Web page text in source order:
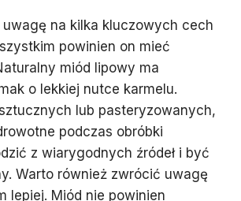
na kilka kluczowych cech
powinien on mieć
miód lipowy ma
o lekkiej nutce karmelu.
lub pasteryzowanych,
podczas obróbki
z wiarygodnych źródeł i być
Warto również zwrócić uwagę
lepiej. Miód nie powinien